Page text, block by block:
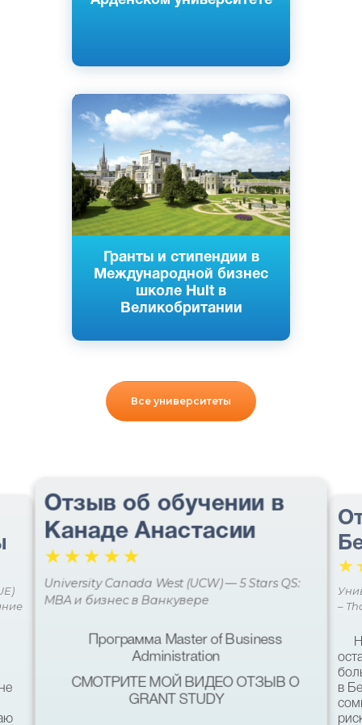
Гранты и стипендии в
Международной бизнес
школе Hult в
Великобритании
Английский
Лондон, Великобритания
Частный
Все университеты
Отзыв об обучении в
Канаде Анастасии
☆☆☆ ☆☆
University Canada West (UCW) — 5 Stars QS:
MBA и бизнес в Ванкувере
Программа Master of Business
Administration
СМОТРИТЕ МОЙ ВИДЕО ОТЗЫВ О
GRANT STUDY
☆
–
в